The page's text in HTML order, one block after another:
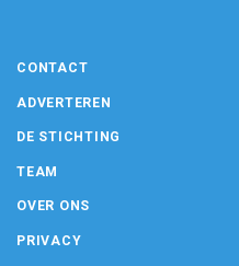
CONTACT
ADVERTEREN
DE STICHTING
TEAM
OVER ONS
PRIVACY